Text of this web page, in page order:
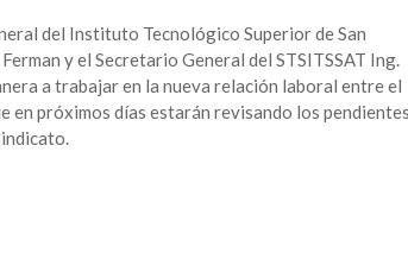
del Instituto Tecnológico Superior de San
y el Secretario General del STSITSSAT Ing.
a trabajar en la nueva relación laboral entre el
en próximos días estarán revisando los